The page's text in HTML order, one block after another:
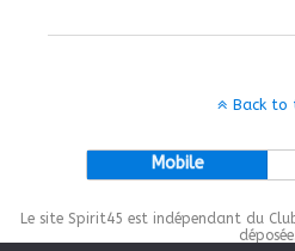
Back to
Mobile
Le site Spirit45 est indépendant du
déposée.